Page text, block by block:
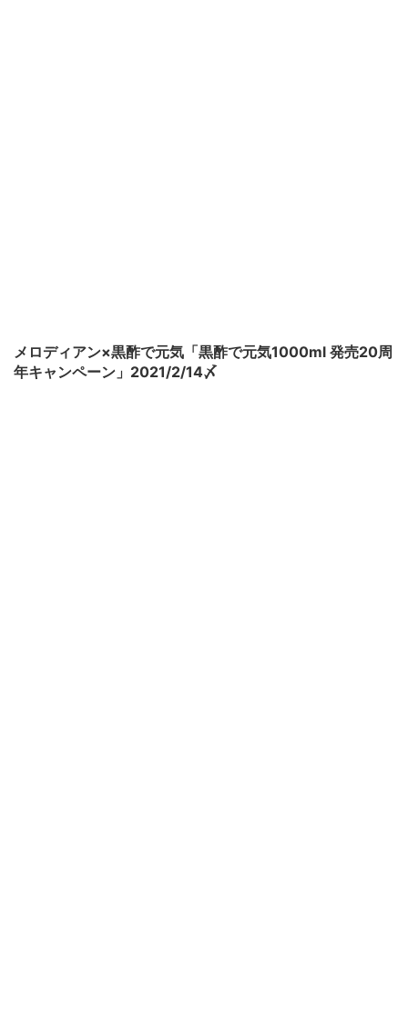
メロディアン×黒酢で元気「黒酢で元気1000ml 発売20周
年キャンペーン」2021/2/14〆